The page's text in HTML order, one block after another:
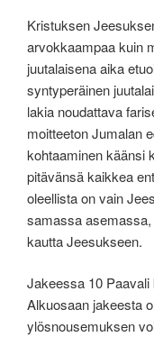
Kristuksen
arvokkaampaa kuin
juutalaisena aika
syntyperäinen
lakia noudattava
moitteeton Jumalan
kohtaaminen käänsi
pitävänsä kaikkea
oleellista on vain
samassa
kautta Jeesukseen.
Jakeessa 10
Alkuosaan jakeesta
ylösnousemuksen